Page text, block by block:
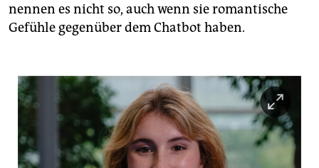
nennen es nicht so, auch wenn sie romantische
Gefühle gegenüber dem Chatbot haben.